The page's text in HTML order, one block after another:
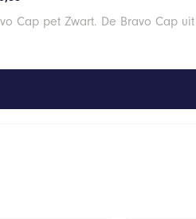
Cap pet Zwart. De Bravo Cap